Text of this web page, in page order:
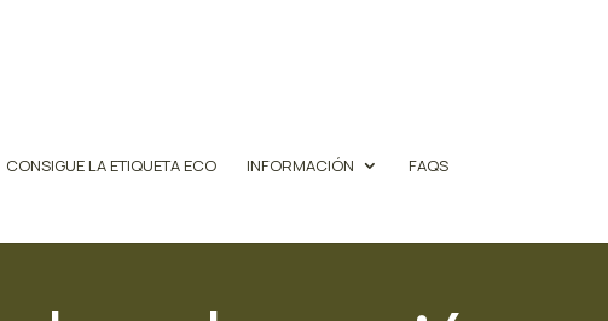
CONSIGUE LA ETIQUETA ECO INFORMACIÓN FAQS